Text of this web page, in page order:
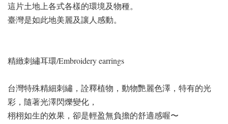
這片土地上各式各樣的環境及物種。
臺灣是如此地美麗及讓人感動。
精緻刺繡耳環/Embroidery earrings
台灣特殊精細刺繡，詮釋植物，動物艷麗色澤，特有的光
彩，隨著光澤閃爍變化，
栩栩如生的效果，卻是輕盈無負擔的舒適感喔〜